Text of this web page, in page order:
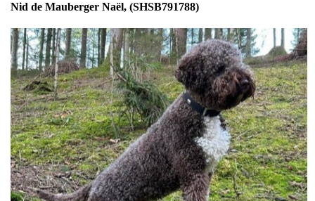
Nid de Mauberger Naël, (SHSB791788)